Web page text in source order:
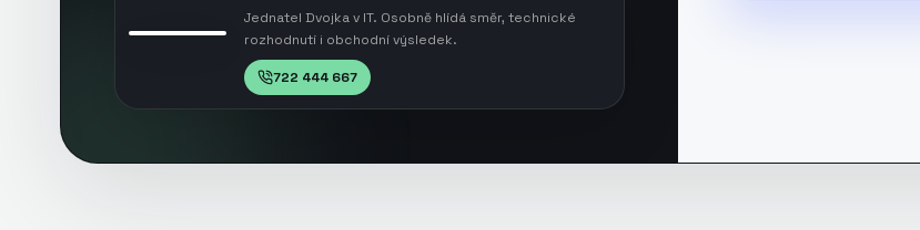
Jednatel Dvojka v IT. Osobně hlídá směr, technické
rozhodnutí i obchodní výsledek.
722 444 667